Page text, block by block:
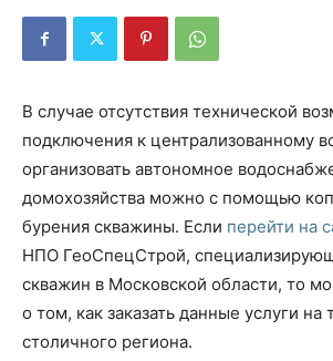
В случае отсутствия технической
подключения к централизованному
организовать автономное
домохозяйства можно с помощью
бурения скважины. Если перейти на
НПО ГеоСпецСтрой,
скважин в Московской области, то
о том, как заказать данные услуги на
столичного региона.